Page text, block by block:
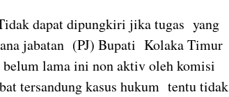
dapat dipungkiri jika tugas yang
jabatan (PJ) Bupati Kolaka Timur
lama ini non aktiv oleh komisi
tersandung kasus hukum tentu tidak